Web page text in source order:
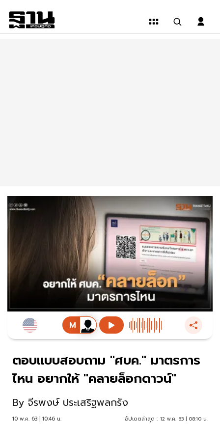
ตอบแบบสอบถาม "ศบค." มาตรการ
ไหน อยากให้ "คลายล็อกดาวน์"
By จีรพงษ์ ประเสริฐพลกรัง
10 พ.ค. 63 | 10:46 น. อัปเดตล่าสุด : 12 พ.ค. 63 | 08:10 น.